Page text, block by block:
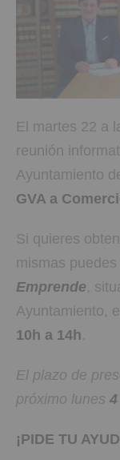
El martes 22 a
reunión
Ayuntamiento
GVA a
Si quieres
mismas
Emprende,
Ayuntamiento,
10h a 14h.
El plazo de
próximo lunes
¡PIDE TU